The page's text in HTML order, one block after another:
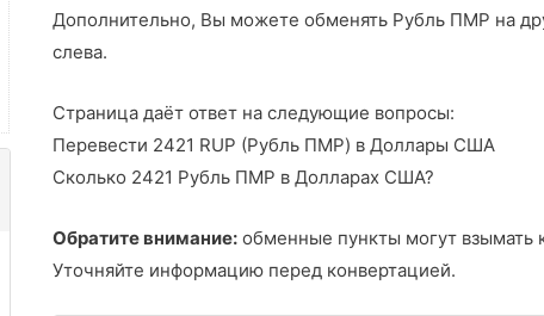
Дополнительно, Вы можете обменять Рубль ПМР на
слева.
Страница даёт ответ на следующие вопросы:
Перевести 2421 RUP (Рубль ПМР) в Доллары США
Сколько 2421 Рубль ПМР в Долларах США?
Обратите внимание: обменные пункты могут взымать
Уточняйте информацию перед конвертацией.